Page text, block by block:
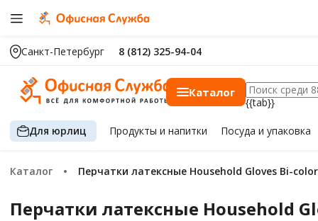
Санкт-Петербург 8 (812) 325-94-04
Каталог
{{tab}}
Для юрлиц Продуктыи напитки Посуда и упаковка
Каталог Перчатки латексные Household Gloves Bi-
Перчатки латексные Household